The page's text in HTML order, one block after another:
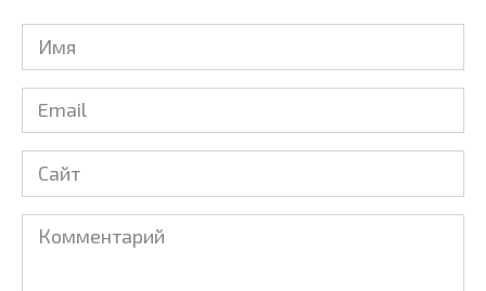
Имя
*
Email
*
Сайт
Комментарий